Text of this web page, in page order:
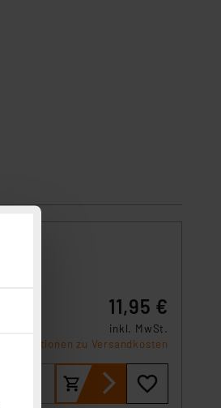
11,95 €
inkl. MwSt.
Informationen zu Versandkosten